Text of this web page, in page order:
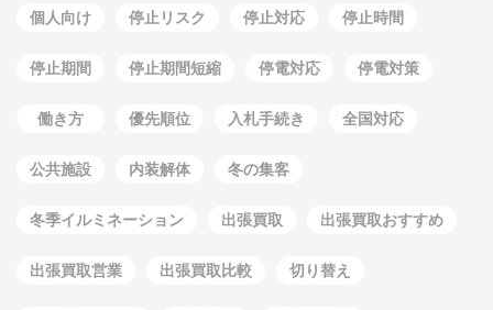
個人向け 停止リスク 停止対応 停止時間
停止期間 停止期間短縮 停電対応 停電対策
働き方 優先順位 入札手続き 全国対応
公共施設 内装解体 冬の集客
冬季イルミネーション 出張買取 出張買取おすすめ
出張買取営業 出張買取比較 切り替え